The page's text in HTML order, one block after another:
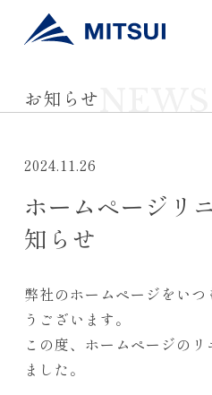
お知らせ
2024.11.26
ホームページリ
知らせ
弊社のホームページをいつ
うございます。
この度、ホームページの
ました。